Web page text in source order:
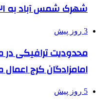
شهرک شمس آباد به ۲۱نفر رسید
3 روز پیش
محدودیت ترافیکی
امامزادگان کرج
5 روز پیش